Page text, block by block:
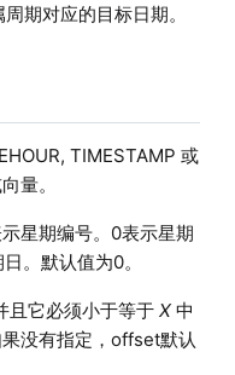
期对应的目标日期。
TIMESTAMP 或
量。
星期编号。0表示星期
。默认值为0。
且它必须小于等于 X中
没有指定，offset默认